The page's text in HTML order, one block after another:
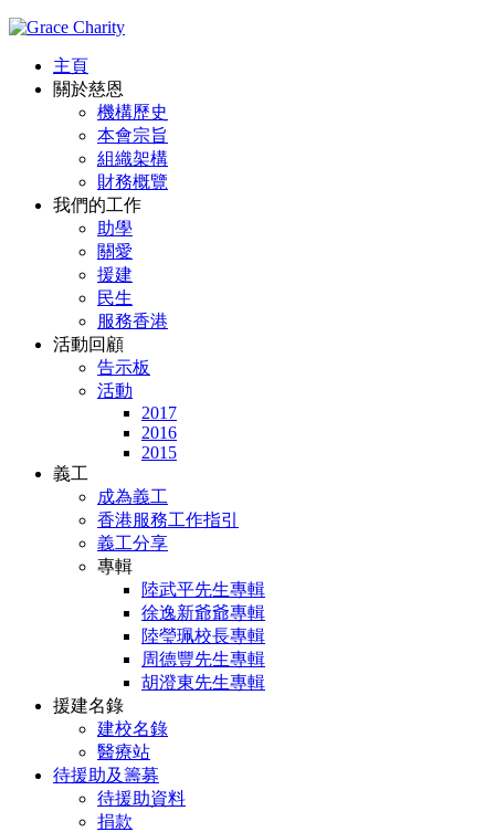
主頁
關於慈恩
機構歷史
本會宗旨
組織架構
財務概覽
我們的工作
助學
關愛
援建
民生
服務香港
活動回顧
告示板
活動
2017
2016
2015
義工
成為義工
香港服務工作指引
義工分享
專輯
陸武平先生專輯
徐逸新爺爺專輯
陸瑩珮校長專輯
周德豐先生專輯
胡澄東先生專輯
援建名錄
建校名錄
醫療站
待援助及籌募
待援助資料
捐款